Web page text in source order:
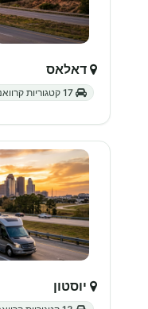
דאלאס
יוסטון